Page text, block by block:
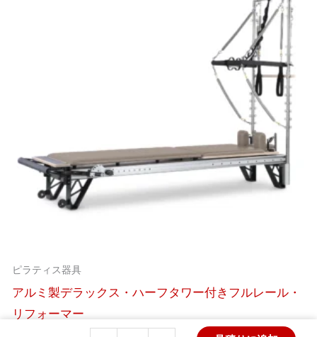
ピラティス器具
アルミ製デラックス・ハーフタワー付きフルレール・
リフォーマー
Aluminum